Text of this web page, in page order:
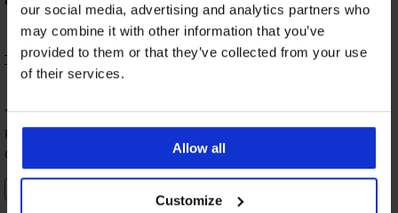
our social media, advertising and analytics partners who
may combine it with other information that you’ve
provided to them or that they’ve collected from your use
of their services.
Allow all
Customize
Ταξινόμηση
100%
Κατερίνα
12. 12. 2024
αγορασμένο μέγεθος 115/C